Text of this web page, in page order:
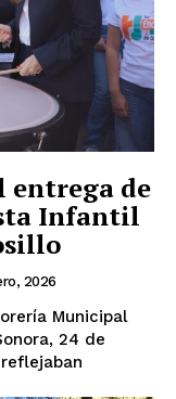
entrega de
Infantil
2026
Municipal